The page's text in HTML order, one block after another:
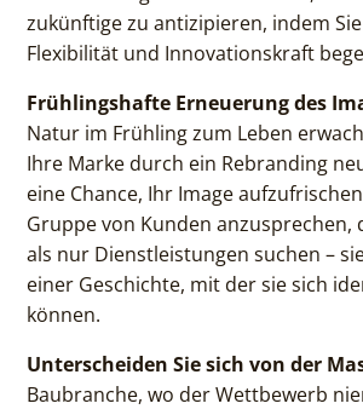
zukünftige zu antizipieren, indem
Flexibilität und Innovationskraft
Frühlingshafte Erneuerung des
Natur im Frühling zum Leben
Ihre Marke durch ein Rebranding
eine Chance, Ihr Image
Gruppe von Kunden anzusprechen,
als nur Dienstleistungen suchen –
einer Geschichte, mit der sie sich
können.
Unterscheiden Sie sich von der
Baubranche, wo der Wettbewerb